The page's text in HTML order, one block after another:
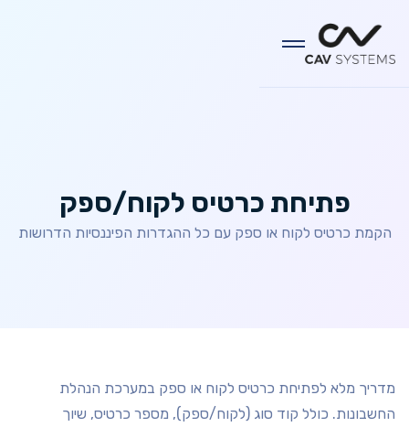
פתיחת כרטיס לקוח/ספק
הקמת כרטיס לקוח או ספק עם כל ההגדרות הפיננסיות הדרושות
מדריך מלא לפתיחת כרטיס לקוח או ספק במערכת הנהלת
החשבונות. כולל קוד סוג (לקוח/ספק), מספר כרטיס, שיוך